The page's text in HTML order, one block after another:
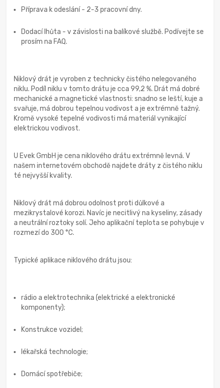
Příprava k odeslání - 2-3 pracovní dny.
Dodací lhůta - v závislosti na balíkové službě. Podívejte se
prosím na FAQ.
Niklový drát je vyroben z technicky čistého nelegovaného
niklu. Podíl niklu v tomto drátu je cca 99,2 %. Drát má dobré
mechanické a magnetické vlastnosti: snadno se leští, kuje a
svařuje, má dobrou tepelnou vodivost a je extrémně tažný.
Kromě vysoké tepelné vodivosti má materiál vynikající
elektrickou vodivost.
U Evek GmbH je cena niklového drátu extrémně levná. V
našem internetovém obchodě najdete dráty z čistého niklu
té nejvyšší kvality.
Niklový drát má dobrou odolnost proti důlkové a
mezikrystalové korozi. Navíc je necitlivý na kyseliny, zásady
a neutrální roztoky solí. Jeho aplikační teplota se pohybuje v
rozmezí do 300 °C.
Typické aplikace niklového drátu jsou:
rádio a elektrotechnika (elektrické a elektronické
komponenty);
Konstrukce vozidel;
lékařská technologie;
Domácí spotřebiče;